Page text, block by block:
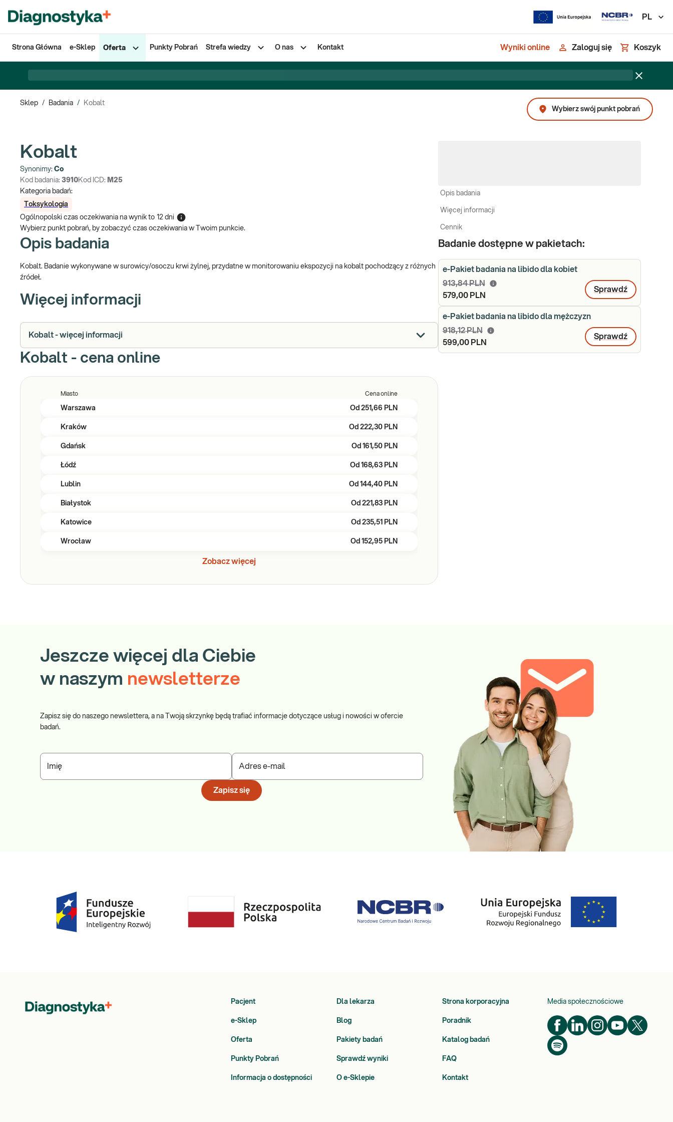
PL
Strona Główna e-Sklep Oferta Punkty Pobrań Strefa wiedzy O nas Kontakt Wyniki online Zaloguj się Koszyk
Sklep / Badania /
Kobalt
Wybierz swój punkt pobrań
Kobalt
Synonimy: Co
Kod badania: 3910Kod ICD: M25
Kategoria badań:
Toksykologia
Ogólnopolski czas oczekiwania na wynik to 12 dni
Wybierz punkt pobrań, by zobaczyć czas oczekiwania w Twoim punkcie.
Opis badania
Kobalt. Badanie wykonywane w surowicy/osoczu krwi żylnej, przydatne w monitorowaniu ekspozycji na kobalt pochodzący z różnych
źródeł.
Więcej informacji
Kobalt - więcej informacji
Kobalt - cena online
Miasto Cena online
Warszawa Od 251,66 PLN
Kraków Od 222,30 PLN
Gdańsk Od 161,50 PLN
Łódź Od 168,63 PLN
Lublin Od 144,40 PLN
Białystok Od 221,83 PLN
Katowice Od 235,51 PLN
Wrocław Od 152,95 PLN
Zobacz więcej
Opis badania
Więcej informacji
Cennik
Badanie dostępne w pakietach:
e-Pakiet badania na libido dla kobiet
913,84 PLN
579,00 PLN
Sprawdź
e-Pakiet badania na libido dla mężczyzn
918,12 PLN
599,00 PLN
Sprawdź
Jeszcze więcej dla Ciebie
w naszym newsletterze
Zapisz się do naszego newslettera, a na Twoją skrzynkę będą trafiać informacje dotyczące usług i nowości w ofercie
badań.
Imię Adres e-mail
Zapisz się
Pacjent Dla lekarza Strona korporacyjna
e-Sklep Blog Poradnik
Oferta Pakiety badań Katalog badań
Punkty Pobrań Sprawdź wyniki FAQ
Informacja o dostępności O e-Sklepie Kontakt
Media społecznościowe